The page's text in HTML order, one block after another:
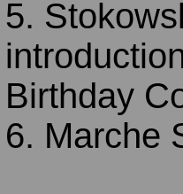
5.
Birthday
6. Marche